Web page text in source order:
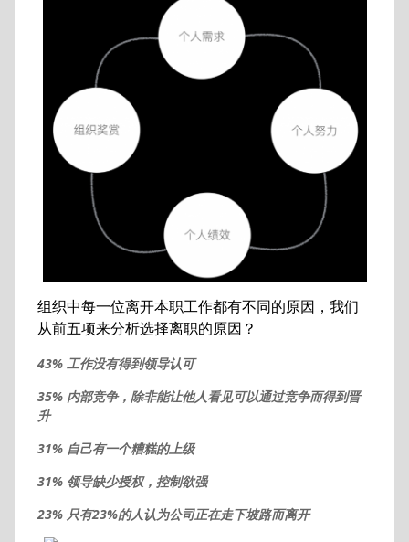
组织中每一位离开本职工作都有不同的原因，我们
从前五项来分析选择离职的原因？
43% 工作没有得到领导认可
35% 内部竞争，除非能让他人看见可以通过竞争而得到晋
升
31% 自己有一个糟糕的上级
31% 领导缺少授权，控制欲强
23% 只有23%的人认为公司正在走下坡路而离开